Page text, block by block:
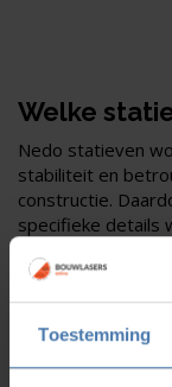
Toestemming
Welke
Nedo statieven
stabiliteit en
constructie.
specifieke details
snelklemhendel:
– Messing
Klemschroef met
optimaal voor het
laserpaslood.
uitgerust met een